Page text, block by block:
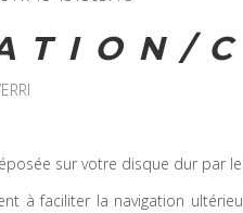
sur votre disque dur par
à faciliter la navigation